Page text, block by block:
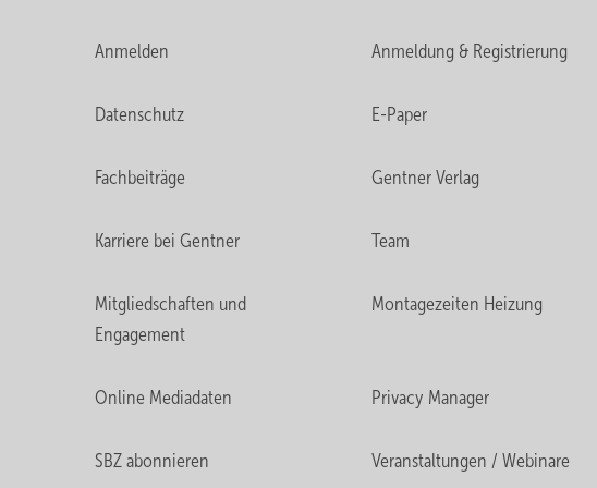
Anmelden Anmeldung & Registrierung
Datenschutz E-Paper
Fachbeiträge Gentner Verlag
Karriere bei Gentner Team
Mitgliedschaften und
Engagement
Montagezeiten Heizung
Online Mediadaten Privacy Manager
SBZ abonnieren Veranstaltungen / Webinare